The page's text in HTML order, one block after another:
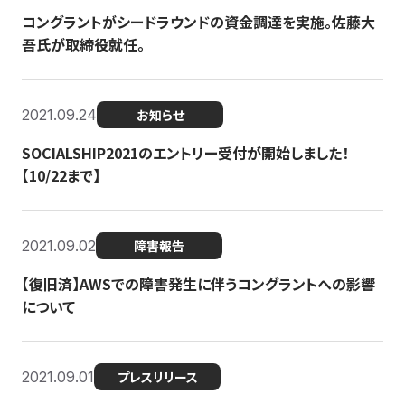
コングラントがシードラウンドの資金調達を実施。佐藤大
吾氏が取締役就任。
2021.09.24 お知らせ
SOCIALSHIP2021のエントリー受付が開始しました！
【10/22まで】
2021.09.02 障害報告
【復旧済】AWSでの障害発生に伴うコングラントへの影響
について
2021.09.01 プレスリリース